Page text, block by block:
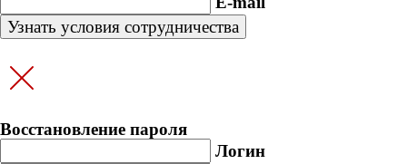
Восстановление пароля
Логин